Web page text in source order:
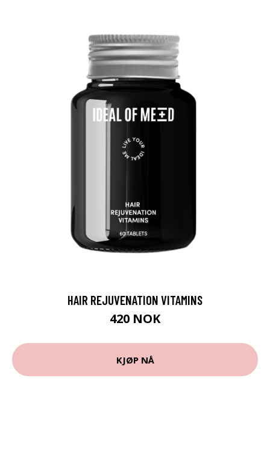
HAIR REJUVENATION VITAMINS
420 NOK
KJØP NÅ